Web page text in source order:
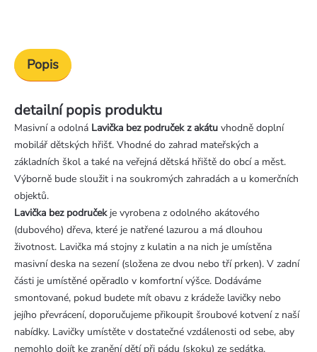
Popis
detailní popis produktu
Masivní a odolná Lavička bez područek z akátu vhodně doplní
mobilář dětských hřišť. Vhodné do zahrad mateřských a
základních škol a také na veřejná dětská hřiště do obcí a měst.
Výborně bude sloužit i na soukromých zahradách a u komerčních
objektů.
Lavička bez područekje vyrobena z odolného akátového
(dubového) dřeva, které je natřené lazurou a má dlouhou
životnost. Lavička má stojny z kulatin a na nich je umístěna
masivní deska na sezení (složena ze dvou nebo tří prken). V zadní
části je umístěné opěradlo v komfortní výšce. Dodáváme
smontované, pokud budete mít obavu z krádeže lavičky nebo
jejího převrácení, doporučujeme přikoupit šroubové kotvení z naší
nabídky. Lavičky umístěte v dostatečné vzdálenosti od sebe, aby
nemohlo dojít ke zranění dětí při pádu (skoku) ze sedátka.